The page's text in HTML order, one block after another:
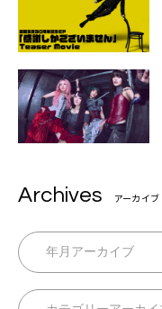
Archives アーカイブ